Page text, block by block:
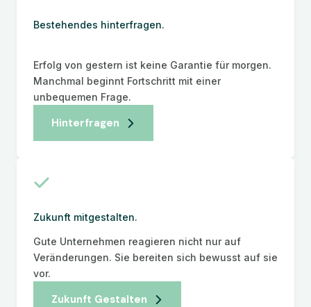
Bestehendes hinterfragen.
Erfolg von gestern ist keine Garantie für morgen.
Manchmal beginnt Fortschritt mit einer
unbequemen Frage.
Hinterfragen
Zukunft mitgestalten.
Gute Unternehmen reagieren nicht nur auf
Veränderungen. Sie bereiten sich bewusst auf sie
vor.
Zukunft Gestalten